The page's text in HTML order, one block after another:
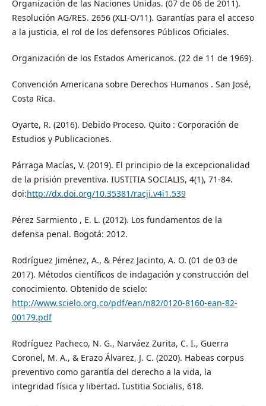
Organización de las Naciones Unidas. (07 de 06 de 2011).
Resolución AG/RES. 2656 (XLI-O/11). Garantías para el acceso
a la justicia, el rol de los defensores Públicos Oficiales.
Organización de los Estados Americanos. (22 de 11 de 1969).
Convención Americana sobre Derechos Humanos . San José,
Costa Rica.
Oyarte, R. (2016). Debido Proceso. Quito : Corporación de
Estudios y Publicaciones.
Párraga Macías, V. (2019). El principio de la excepcionalidad
de la prisión preventiva. IUSTITIA SOCIALIS, 4(1), 71-84.
doi:http://dx.doi.org/10.35381/racji.v4i1.539
Pérez Sarmiento , E. L. (2012). Los fundamentos de la
defensa penal. Bogotá: 2012.
Rodríguez Jiménez, A., & Pérez Jacinto, A. O. (01 de 03 de
2017). Métodos científicos de indagación y construcción del
conocimiento. Obtenido de scielo:
http://www.scielo.org.co/pdf/ean/n82/0120-8160-ean-82-
00179.pdf
Rodríguez Pacheco, N. G., Narváez Zurita, C. I., Guerra
Coronel, M. A., & Erazo Álvarez, J. C. (2020). Habeas corpus
preventivo como garantía del derecho a la vida, la
integridad física y libertad. Iustitia Socialis, 618.